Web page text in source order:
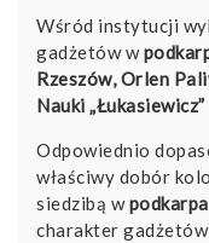
Wśród instytucji
gadżetów w
Rzeszów,Orlen
Nauki „Łukasiewicz”
Odpowiednio
właściwy dobór
siedzibą w
charakter